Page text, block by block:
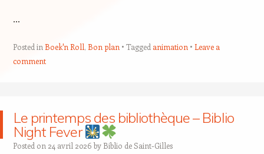
…
Posted in Boek'n Roll, Bon plan Tagged animation
Leave a
comment
Le printemps des bibliothèque – Biblio
Night Fever
Posted on 24 avril 2026 by Biblio de Saint-Gilles